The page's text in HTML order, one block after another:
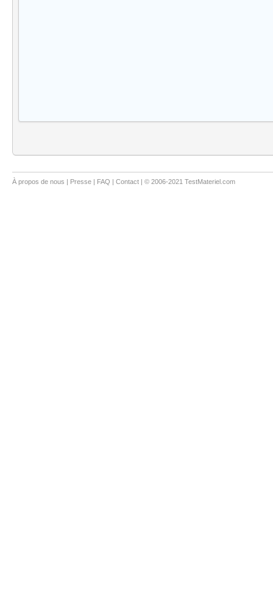
À propos de nous | Presse | FAQ | Contact | © 2006-2021 TestMateriel.com